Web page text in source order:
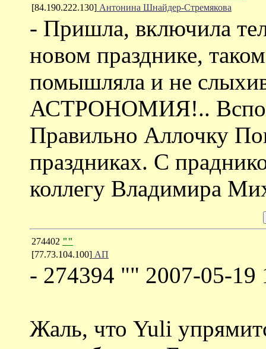
[84.190.222.130] Антонина Шнайдер-Стремякова
- Пришла, включила
новом празднике,
помышляла и не
АСТРОНОМИЯ!..
Правильно Аллочку
праздниках. С
коллегу Владимира
274402 ""
[77.73.104.100] АП
- 274394 "" 2007-05-
Жаль, что Yuli